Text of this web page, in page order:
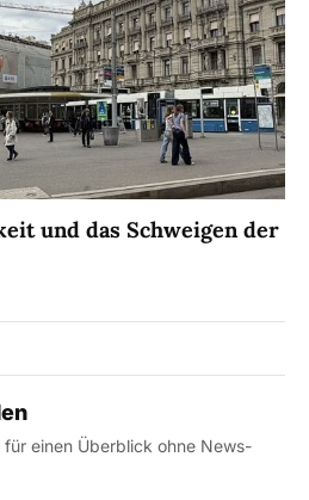
und das Schweigen der
einen Überblick ohne News-